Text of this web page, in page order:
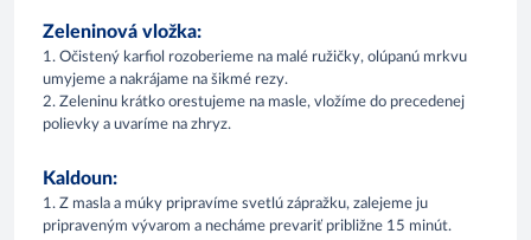
Zeleninová vložka:
1. Očistený karfiol rozoberieme na malé ružičky, olúpanú mrkvu
umyjeme a nakrájame na šikmé rezy.
2. Zeleninu krátko orestujeme na masle, vložíme do precedenej
polievky a uvaríme na zhryz.
Kaldoun:
1. Z masla a múky pripravíme svetlú zápražku, zalejeme ju
pripraveným vývarom a necháme prevariť približne 15 minút.